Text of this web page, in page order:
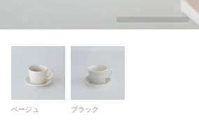
ベージュ ブラック